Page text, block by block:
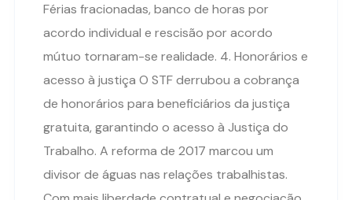
Férias fracionadas, banco de horas por
acordo individual e rescisão por acordo
mútuo tornaram-se realidade. 4. Honorários e
acesso à justiça O STF derrubou a cobrança
de honorários para beneficiários da justiça
gratuita, garantindo o acesso à Justiça do
Trabalho. A reforma de 2017 marcou um
divisor de águas nas relações trabalhistas.